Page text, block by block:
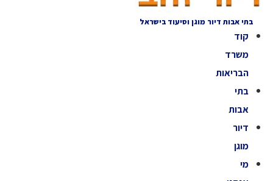
בתי אבות דיור מוגן וסיעוד בישראל
קוד
משרד
הבריאות
בתי
אבות
דיור
מוגן
מי